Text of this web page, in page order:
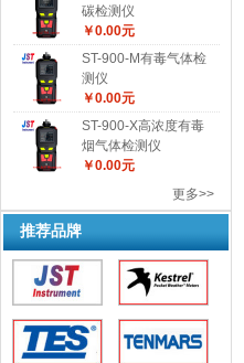
碳检测仪
￥0.00元
ST-900-M有毒气体检
测仪
￥0.00元
ST-900-X高浓度有毒
烟气体检测仪
￥0.00元
更多>>
推荐品牌